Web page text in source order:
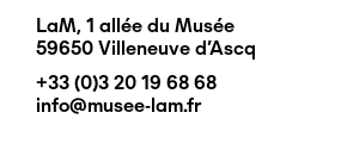
LaM, 1 allée du Musée
59650 Villeneuve d'Ascq
+33 (0)3 20 19 68 68
info@musee-lam.fr